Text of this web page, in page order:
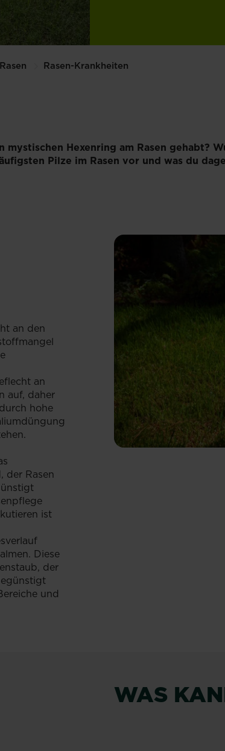
Rasen Rasen-Krankheiten
mystischen Hexenring am Rasen gehabt?
Pilze im Rasen vor und was du
an den
an
auf, daher
hohe
der Rasen
ist
Diese
der
und
WAS